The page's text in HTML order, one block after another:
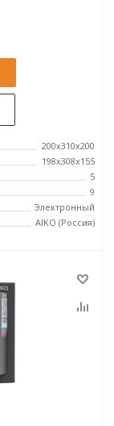
200x310x200
198x308x155
5
9
Электронный
AIKO (Россия)